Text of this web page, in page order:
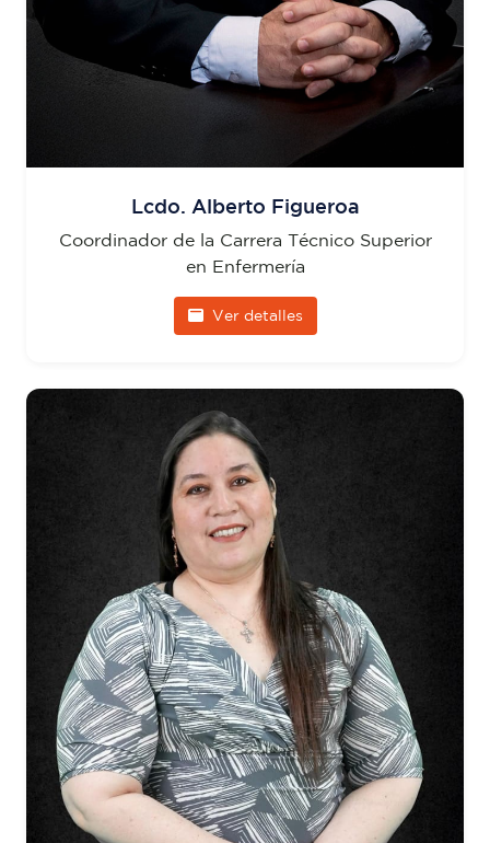
Lcdo. Alberto Figueroa
Coordinador de la Carrera Técnico Superior
en Enfermería
Ver detalles